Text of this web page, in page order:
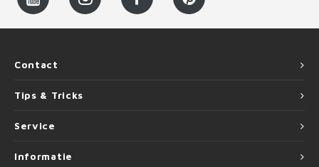
Contact
Tips & Tricks
Service
Informatie